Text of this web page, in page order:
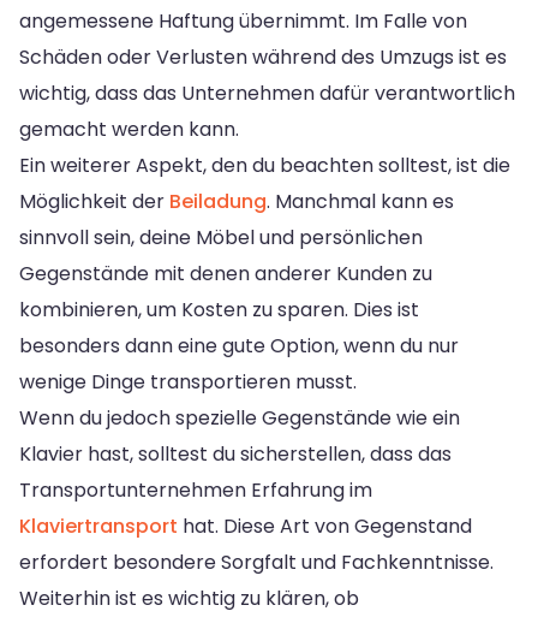
angemessene Haftung übernimmt. Im Falle von
Schäden oder Verlusten während des Umzugs ist es
wichtig, dass das Unternehmen dafür verantwortlich
gemacht werden kann.
Ein weiterer Aspekt, den du beachten solltest, ist die
Möglichkeit der Beiladung. Manchmal kann es
sinnvoll sein, deine Möbel und persönlichen
Gegenstände mit denen anderer Kunden zu
kombinieren, um Kosten zu sparen. Dies ist
besonders dann eine gute Option, wenn du nur
wenige Dinge transportieren musst.
Wenn du jedoch spezielle Gegenstände wie ein
Klavier hast, solltest du sicherstellen, dass das
Transportunternehmen Erfahrung im
Klaviertransport hat. Diese Art von Gegenstand
erfordert besondere Sorgfalt und Fachkenntnisse.
Weiterhin ist es wichtig zu klären, ob